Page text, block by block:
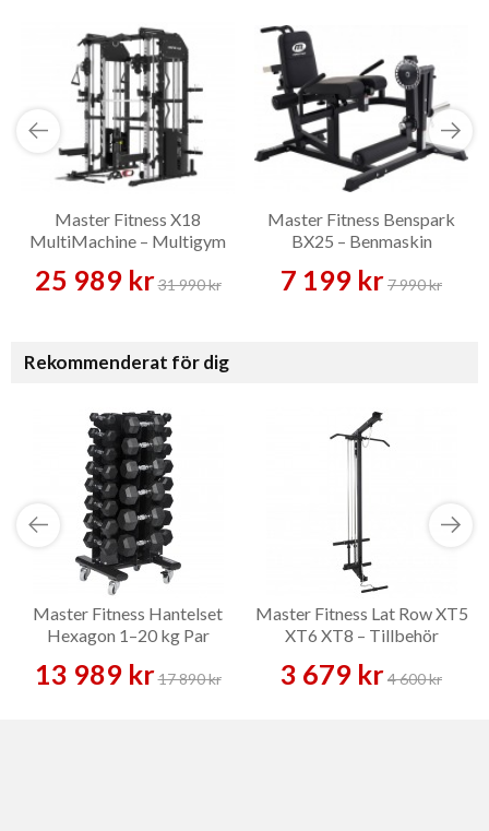
Master Fitness X18
MultiMachine – Multigym
25 989 kr31 990 kr
Master Fitness Benspark
BX25 – Benmaskin
7 199 kr7 990 kr
Rekommenderat för dig
Master Fitness Hantelset
Hexagon 1–20 kg Par
13 989 kr17 890 kr
Master Fitness Lat Row XT5
XT6 XT8 – Tillbehör
3 679 kr4 600 kr